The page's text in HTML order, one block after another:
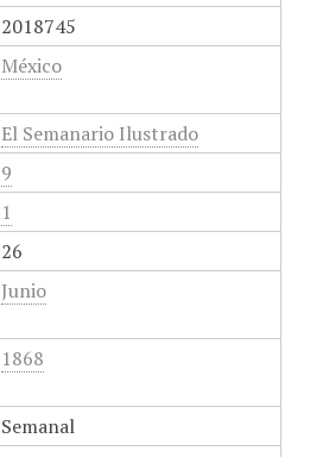
2018745
México
El Semanario Ilustrado
9
1
26
Junio
1868
Semanal